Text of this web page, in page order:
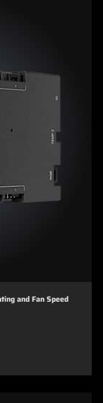
and Fan Speed